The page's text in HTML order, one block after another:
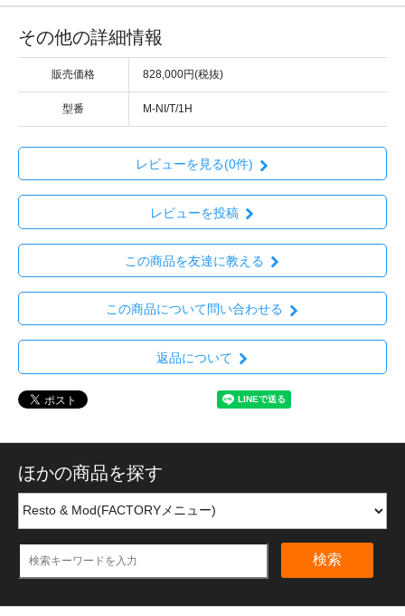
その他の詳細情報
販売価格 828,000円(税抜)
型番 M-NI/T/1H
レビューを見る(0件)
レビューを投稿
この商品を友達に教える
この商品について問い合わせる
返品について
ほかの商品を探す
検索